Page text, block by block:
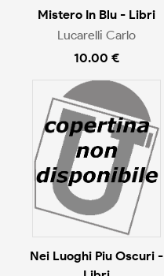
Mistero In Blu - Libri
Lucarelli Carlo
10.00 €
Nei Luoghi Piu Oscuri -